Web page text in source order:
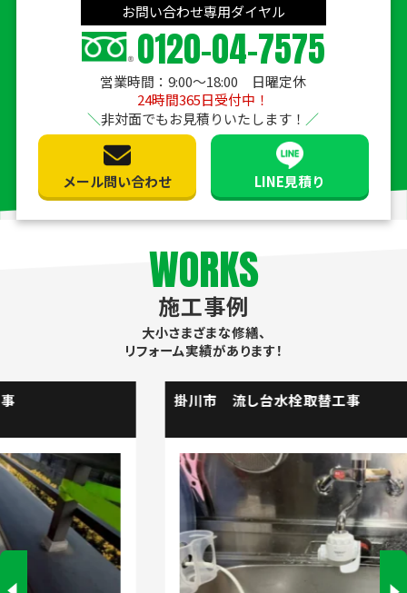
お問い合わせ専用ダイヤル
0120-04-7575
営業時間：9:00〜18:00 日曜定休
24時間365日受付中！
非対面でもお見積りいたします！
メール問い合わせ LINE見積り
WORKS
施工事例
大小さまざまな修繕、
リフォーム実績があります！
掛川市 流し台水栓取替工事